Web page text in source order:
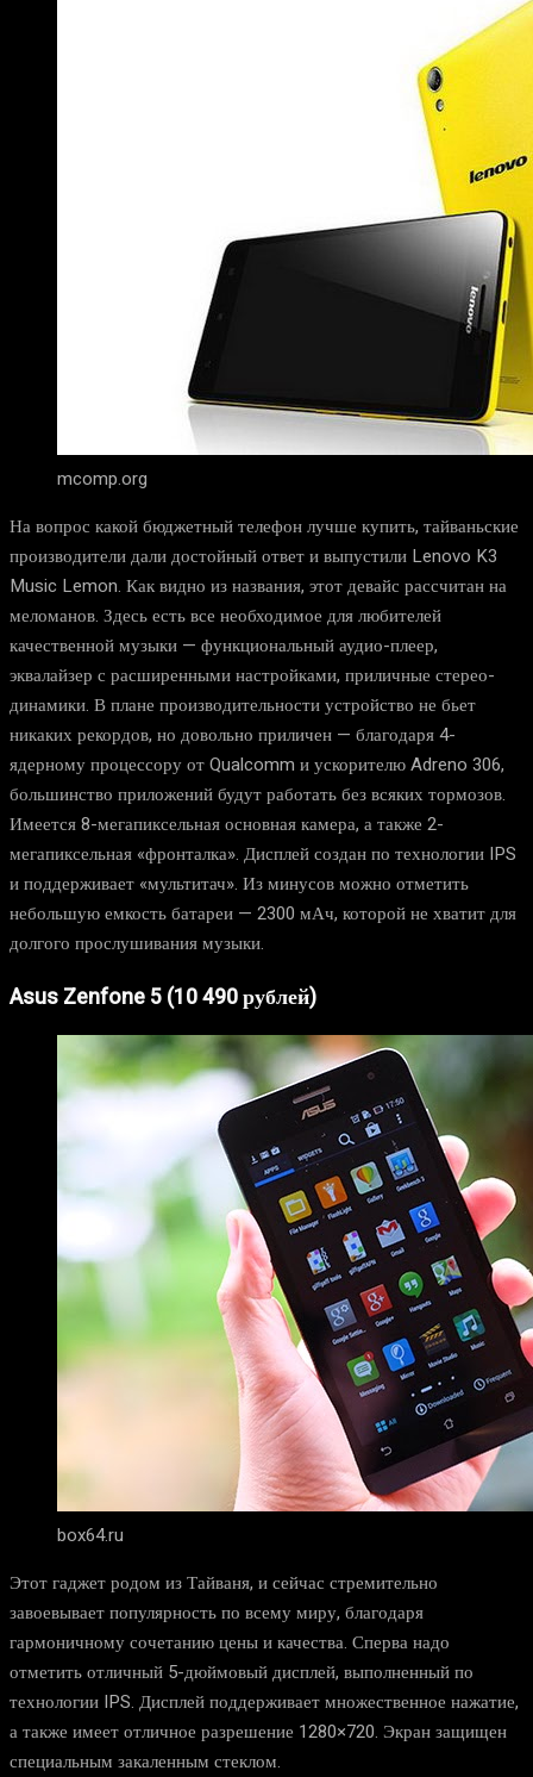
mcomp.org
На вопрос какой бюджетный телефон лучше купить, тайваньские
производители дали достойный ответ и выпустили Lenovo K3
Music Lemon. Как видно из названия, этот девайс рассчитан на
меломанов. Здесь есть все необходимое для любителей
качественной музыки — функциональный аудио-плеер,
эквалайзер с расширенными настройками, приличные стерео-
динамики. В плане производительности устройство не бьет
никаких рекордов, но довольно приличен — благодаря 4-
ядерному процессору от Qualcomm и ускорителю Adreno 306,
большинство приложений будут работать без всяких тормозов.
Имеется 8-мегапиксельная основная камера, а также 2-
мегапиксельная «фронталка». Дисплей создан по технологии IPS
и поддерживает «мультитач». Из минусов можно отметить
небольшую емкость батареи — 2300 мАч, которой не хватит для
долгого прослушивания музыки.
Asus Zenfone 5 (10 490 рублей)
box64.ru
Этот гаджет родом из Тайваня, и сейчас стремительно
завоевывает популярность по всему миру, благодаря
гармоничному сочетанию цены и качества. Сперва надо
отметить отличный 5-дюймовый дисплей, выполненный по
технологии IPS. Дисплей поддерживает множественное нажатие,
а также имеет отличное разрешение 1280×720. Экран защищен
специальным закаленным стеклом.